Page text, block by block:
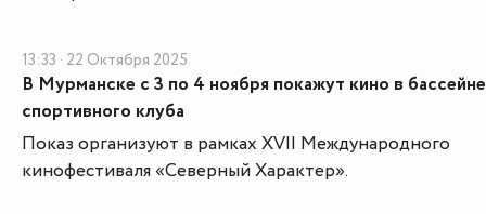
13:33 · 22 Октября 2025
В Мурманске с 3 по 4 ноября покажут кино в бассейне
спортивного клуба
Показ организуют в рамках XVII Международного
кинофестиваля «Северный Характер».